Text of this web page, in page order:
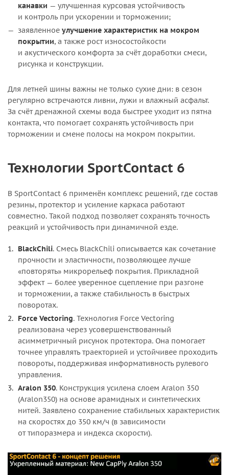
канавки — улучшенная курсовая устойчивость
и контроль при ускорении и торможении;
заявленное улучшение характеристик на мокром
покрытии, а также рост износостойкости
и акустического комфорта за счёт доработки смеси,
рисунка и конструкции.
Для летней шины важны не только сухие дни: в сезон
регулярно встречаются ливни, лужи и влажный асфальт.
За счёт дренажной схемы вода быстрее уходит из пятна
контакта, что помогает сохранять устойчивость при
торможении и смене полосы на мокром покрытии.
Технологии SportContact 6
В SportContact 6 применён комплекс решений, где состав
резины, протектор и усиление каркаса работают
совместно. Такой подход позволяет сохранять точность
реакций и устойчивость при динамичной езде.
BlackChili. Смесь BlackChili описывается как сочетание
прочности и эластичности, позволяющее лучше
«повторять» микрорельеф покрытия. Прикладной
эффект — более уверенное сцепление при разгоне
и торможении, а также стабильность в быстрых
поворотах.
Force Vectoring. Технология Force Vectoring
реализована через усовершенствованный
асимметричный рисунок протектора. Она помогает
точнее управлять траекторией и устойчивее проходить
повороты, поддерживая информативность рулевого
управления.
Aralon 350. Конструкция усилена слоем Aralon 350
(Aralon350) на основе арамидных и синтетических
нитей. Заявлено сохранение стабильных характеристик
на скоростях до 350 км/ч (в зависимости
от типоразмера и индекса скорости).